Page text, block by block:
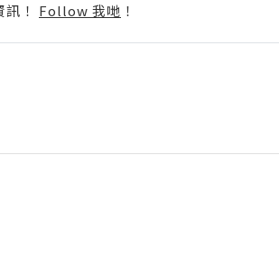
！ Follow 我哋 ！